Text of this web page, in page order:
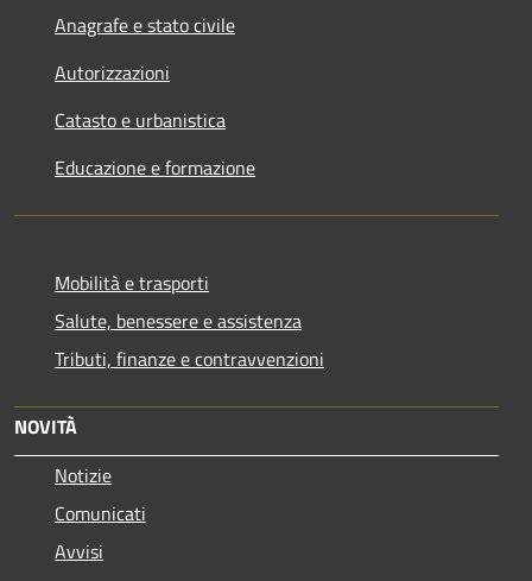
Anagrafe e stato civile
Autorizzazioni
Catasto e urbanistica
Educazione e formazione
Mobilità e trasporti
Salute, benessere e assistenza
Tributi, finanze e contravvenzioni
NOVITÀ
Notizie
Comunicati
Avvisi